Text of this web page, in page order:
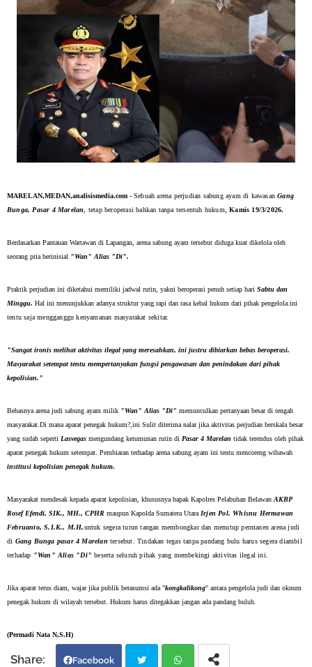
MARELAN,​MEDAN,analisismedia.com - Sebuah arena perjudian sabung ayam di kawasanGang
Bunga, Pasar 4 Marelan, tetap beroperasi bahkan tanpa tersentuh hukum,Kamis 19/3/2026.
​Berdasarkan Pantauan Wartawan di Lapangan, arena sabung ayam tersebut diduga kuat dikelola oleh
seorang pria berinisial "Wan" Alias "Di".
​Praktik perjudian ini diketahui memiliki jadwal rutin, yakni beroperasi penuh setiap hari Sabtu dan
Minggu. Hal ini menunjukkan adanya struktur yang rapi dan rasa kebal hukum dari pihak pengelola.ini
tentu saja mengganggu kenyamanan masyarakat sekitar.
​"Sangat ironis melihat aktivitas ilegal yang meresahkan, ini justru dibiarkan bebas beroperasi.
Masyarakat setempat tentu mempertanyakan fungsi pengawasan dan penindakan dari pihak
kepolisian."
​Bebasnya arena judi sabung ayam milik "Wan" Alias "Di" memunculkan pertanyaan besar di tengah
masyarakat.Di mana aparat penegak hukum?,ini Sulit diterima nalar jika aktivitas perjudian berskala besar
yang sudah seperti Lasvegas mengundang kerumunan rutin di Pasar 4 Marelan tidak terendus oleh pihak
aparat penegak hukum setempat. Pembiaran terhadap arena sabung ayam ini tentu mencoreng wibawah
institusi kepolisian penegak hukum.
​Masyarakat mendesak kepada aparat kepolisian, khususnya bapak Kapolres Pelabuhan BelawanAKBP
Rosef Efendi, SIK., MH., CPHR maupun Kapolda Sumatera UtaraIrjen Pol. Whisnu Hermawan
Februanto, S.I.K., M.H,untuk segera turun tangan membongkar dan menutup permanen arena judi
di Gang Bunga pasar 4 Marelantersebut. Tindakan tegas tanpa pandang bulu harus segera diambil
terhadap "Wan" Alias "Di"beserta seluruh pihak yang membekingi aktivitas ilegal ini.
​Jika aparat terus diam, wajar jika publik berasumsi ada "kongkalikong" antara pengelola judi dan oknum
penegak hukum di wilayah tersebut. Hukum harus ditegakkan jangan ada pandang buluh.
(Permadi Nata N,S.H)
Facebook